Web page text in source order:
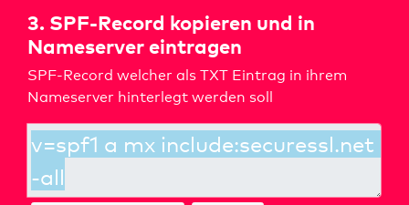
3. SPF-Record kopieren und in
Nameserver eintragen
SPF-Record welcher als TXT Eintrag in ihrem
Nameserver hinterlegt werden soll